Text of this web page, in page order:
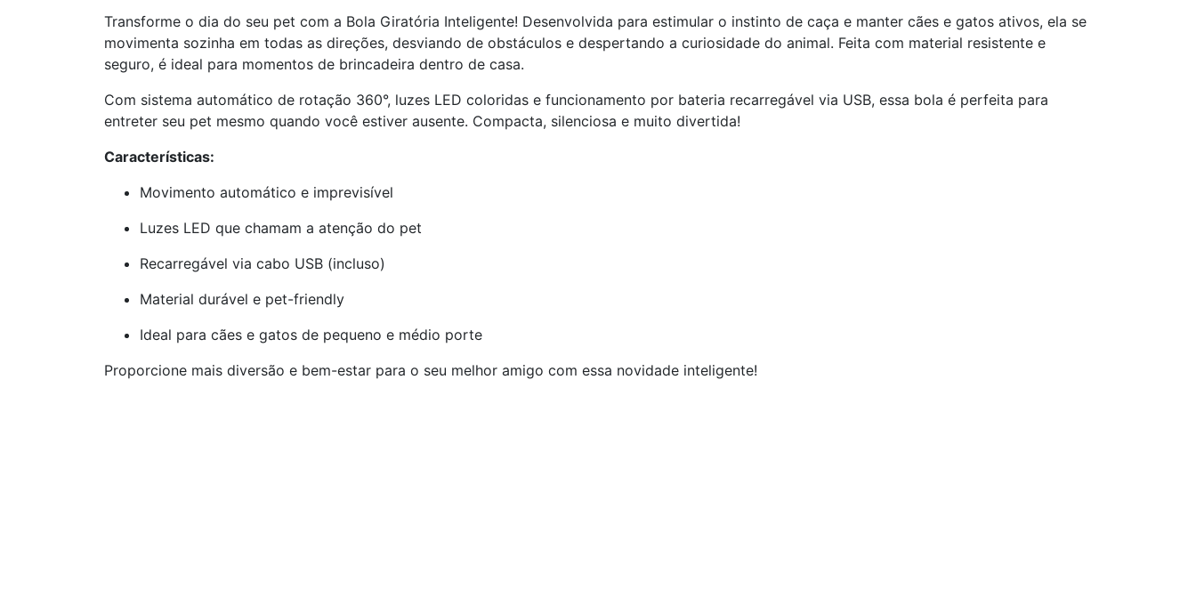
Transforme o dia do seu pet com a Bola Giratória Inteligente! Desenvolvida para estimular o instinto de caça e manter cães e gatos ativos, ela se
movimenta sozinha em todas as direções, desviando de obstáculos e despertando a curiosidade do animal. Feita com material resistente e
seguro, é ideal para momentos de brincadeira dentro de casa.
Com sistema automático de rotação 360°, luzes LED coloridas e funcionamento por bateria recarregável via USB, essa bola é perfeita para
entreter seu pet mesmo quando você estiver ausente. Compacta, silenciosa e muito divertida!
Características:
Movimento automático e imprevisível
Luzes LED que chamam a atenção do pet
Recarregável via cabo USB (incluso)
Material durável e pet-friendly
Ideal para cães e gatos de pequeno e médio porte
Proporcione mais diversão e bem-estar para o seu melhor amigo com essa novidade inteligente!